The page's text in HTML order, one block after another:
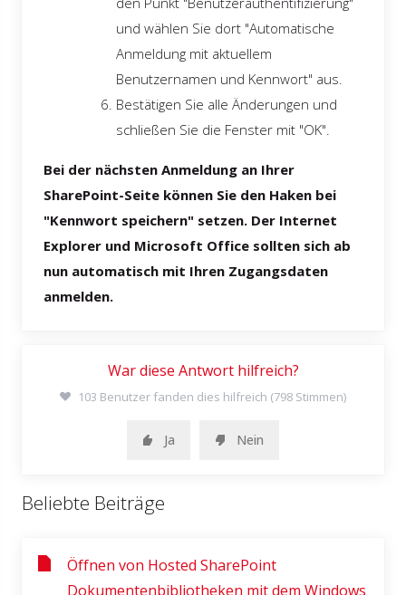
und wählen Sie dort "Automatische
Anmeldung mit aktuellem
Benutzernamen und Kennwort" aus.
Bestätigen Sie alle Änderungen und
schließen Sie die Fenster mit "OK".
Bei der nächsten Anmeldung an Ihrer
SharePoint-Seite können Sie den Haken bei
"Kennwort speichern" setzen. Der Internet
Explorer und Microsoft Office sollten sich ab
nun automatisch mit Ihren Zugangsdaten
anmelden.
War diese Antwort hilfreich?
103 Benutzer fanden dies hilfreich (798 Stimmen)
Ja Nein
Beliebte Beiträge
Öffnen von Hosted SharePoint
Dokumentenbibliotheken mit dem Windows